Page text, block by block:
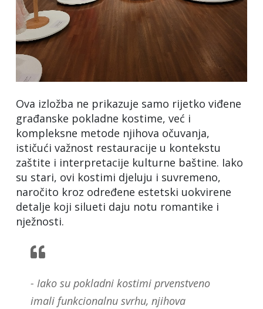
Ova izložba ne prikazuje samo rijetko viđene
građanske pokladne kostime, već i
kompleksne metode njihova očuvanja,
ističući važnost restauracije u kontekstu
zaštite i interpretacije kulturne baštine. Iako
su stari, ovi kostimi djeluju i suvremeno,
naročito kroz određene estetski uokvirene
detalje koji silueti daju notu romantike i
nježnosti.
- Iako su pokladni kostimi prvenstveno
imali funkcionalnu svrhu, njihova